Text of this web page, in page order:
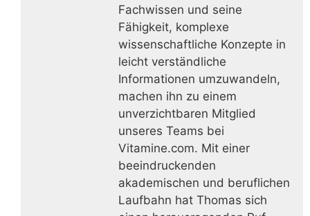
Fachwissen und seine
Fähigkeit, komplexe
wissenschaftliche Konzepte in
leicht verständliche
Informationen umzuwandeln,
machen ihn zu einem
unverzichtbaren Mitglied
unseres Teams bei
Vitamine.com. Mit einer
beeindruckenden
akademischen und beruflichen
Laufbahn hat Thomas sich